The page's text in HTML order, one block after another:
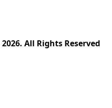
2026. All Rights Reserved